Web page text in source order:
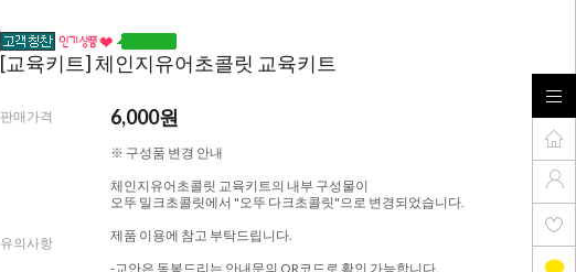
[교육키트] 체인지유어초콜릿 교육키트
판매가격 6,000원
유의사항
※ 구성품 변경 안내
체인지유어초콜릿 교육키트의 내부 구성물이
오뚜 밀크초콜릿에서 "오뚜 다크초콜릿"으로 변경되었습니다.
제품 이용에 참고 부탁드립니다.
-교안은 동봉드리는 안내문의 QR코드로 확인 가능합니다.